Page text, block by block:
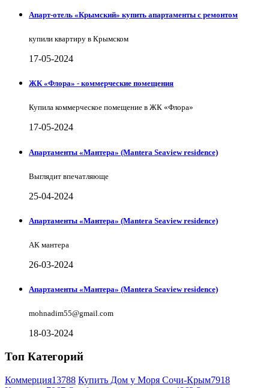
Апарт-отель «Крымский» купить апартаменты с ремонтом
купили квартиру в Крымском
17-05-2024
ЖК «Флора» - коммерческие помещения
Купила коммерческое помещение в ЖК «Флора»
17-05-2024
Апартаменты «Мантера» (Mantera Seaview rеsidence)
Выглядит впечатляюще
25-04-2024
Апартаменты «Мантера» (Mantera Seaview rеsidence)
АК мантера
26-03-2024
Апартаменты «Мантера» (Mantera Seaview rеsidence)
mohnadim55@gmail.com
18-03-2024
Топ Категорий
Коммерция13788 Купить Дом у Моря Сочи-Крым7918